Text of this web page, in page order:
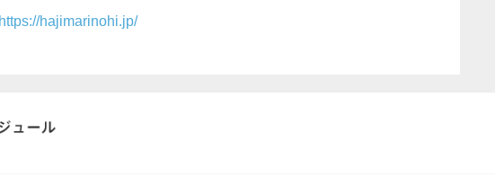
https://hajimarinohi.jp/